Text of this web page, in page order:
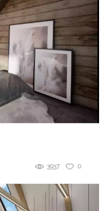
0
3937